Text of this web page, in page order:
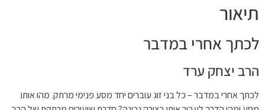
תיאור
לכתך אחרי במדבר
הרב יצחק ערד
לכתך אחרי במדבר – כל בני זוג עוברים יחד מסע פנימי מרתק. מהו אותו